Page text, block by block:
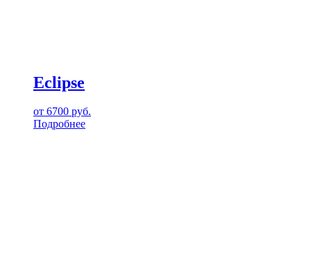
Eclipse
от 6700 руб.
Подробнее